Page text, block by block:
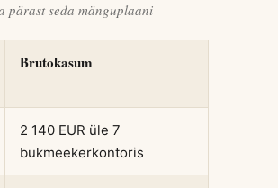
pärast seda mänguplaani
Brutokasum
2 140 EUR üle 7
bukmeekerkontoris